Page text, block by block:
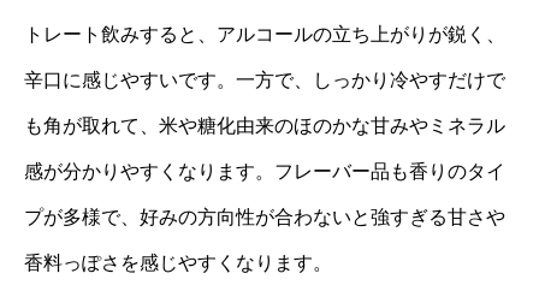
トレート飲みすると、アルコールの立ち上がりが鋭く、
辛口に感じやすいです。一方で、しっかり冷やすだけで
も角が取れて、米や糖化由来のほのかな甘みやミネラル
感が分かりやすくなります。フレーバー品も香りのタイ
プが多様で、好みの方向性が合わないと強すぎる甘さや
香料っぽさを感じやすくなります。